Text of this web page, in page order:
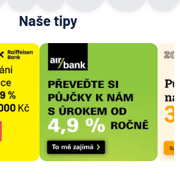
Zobrazit všechny články
Naše tipy